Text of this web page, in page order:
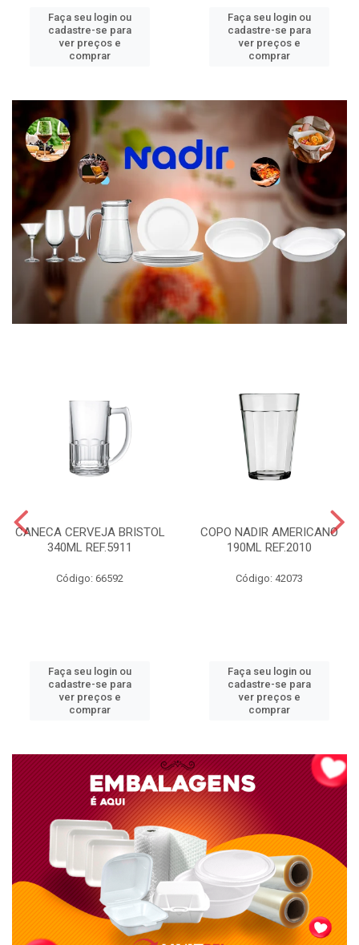
Faça seu login ou
cadastre-se para
ver preços e
comprar
Faça seu login ou
cadastre-se para
ver preços e
comprar
CANECA CERVEJA BRISTOL
340ML REF.5911
Código: 66592
Faça seu login ou
cadastre-se para
ver preços e
comprar
COPO NADIR AMERICANO
190ML REF.2010
Código: 42073
Faça seu login ou
cadastre-se para
ver preços e
comprar